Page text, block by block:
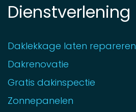
Dienstverlening
Daklekkage laten repareren
Dakrenovatie
Gratis dakinspectie
Zonnepanelen